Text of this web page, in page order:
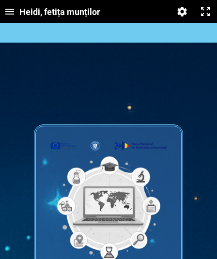
Heidi, fetița munților